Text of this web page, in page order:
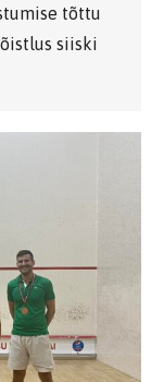
tõttu
siiski